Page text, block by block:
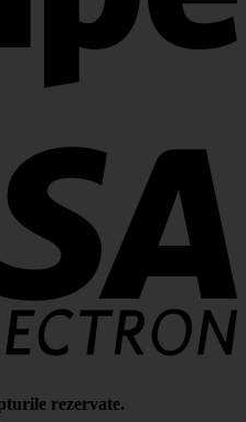
rezervate.